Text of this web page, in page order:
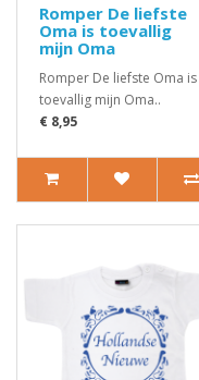
Romper De liefste
Oma is toevallig
mijn Oma
Romper De liefste Oma is
toevallig mijn Oma..
€ 8,95